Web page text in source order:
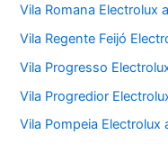
Vila Romana Electrolux
Vila Regente Feijó
Vila Progresso
Vila Progredior
Vila Pompeia Electrolux